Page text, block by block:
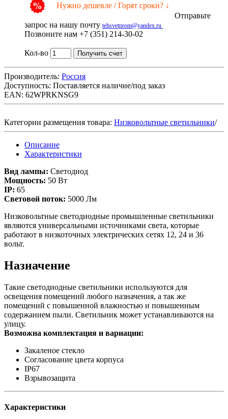
Нужно дешевле / Горят сроки? ↓
Отправьте
запрос на нашу почту tehsvetprom@yandex.ru
Позвоните нам +7 (351) 214-30-02
Кол-во Получить счет
Производитель: Россия
Доступность: Поставляется наличие/под заказ
EAN: 62WPRKNSG9
Категории размещения товара: Низковольтные светильники/
Описание
Характеристики
Вид лампы: Светодиод
Мощность: 50 Вт
IP: 65
Световой поток: 5000 Лм
Низковольтные светодиодные промышленные светильники
являются универсальными источниками света, которые
работают в низкоточных электрических сетях 12, 24 и 36
вольт.
Назначение
Такие светодиодные светильники используются для
освещения помещений любого назначения, а так же
помещений с повышенной влажностью и повышенным
содержанием пыли. Светильник может устанавливаются на
улицу.
Возможна комплектация и вариации:
Закаленое стекло
Согласование цвета корпуса
IP67
Взрывозащита
Характеристики